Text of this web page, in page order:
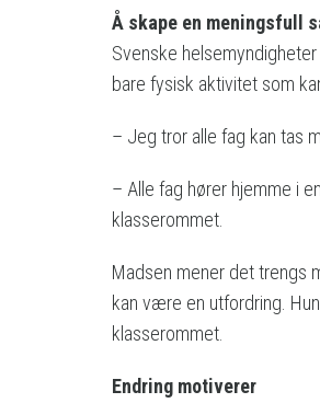
Å skape en meningsfull
Svenske
bare fysisk aktivitet som
– Jeg tror alle fag kan tas
– Alle fag hører hjemme i
klasserommet.
Madsen mener det trengs
kan være en utfordring.
klasserommet.
Endring motiverer